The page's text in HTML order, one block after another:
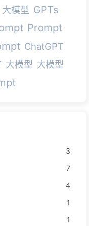
大模型 GPTs
Prompt
ChatGPT
大模型 大模型
3
7
4
1
1